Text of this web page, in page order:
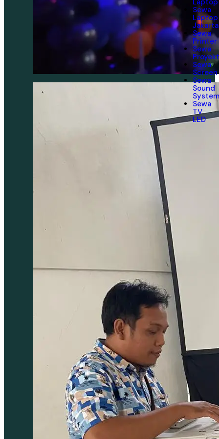
Laptop
Sewa
Laptop
Jakarta
Sewa
Printer
Sewa
Sewa
Screen
Sewa
Sound
System
Sewa
TV
LED